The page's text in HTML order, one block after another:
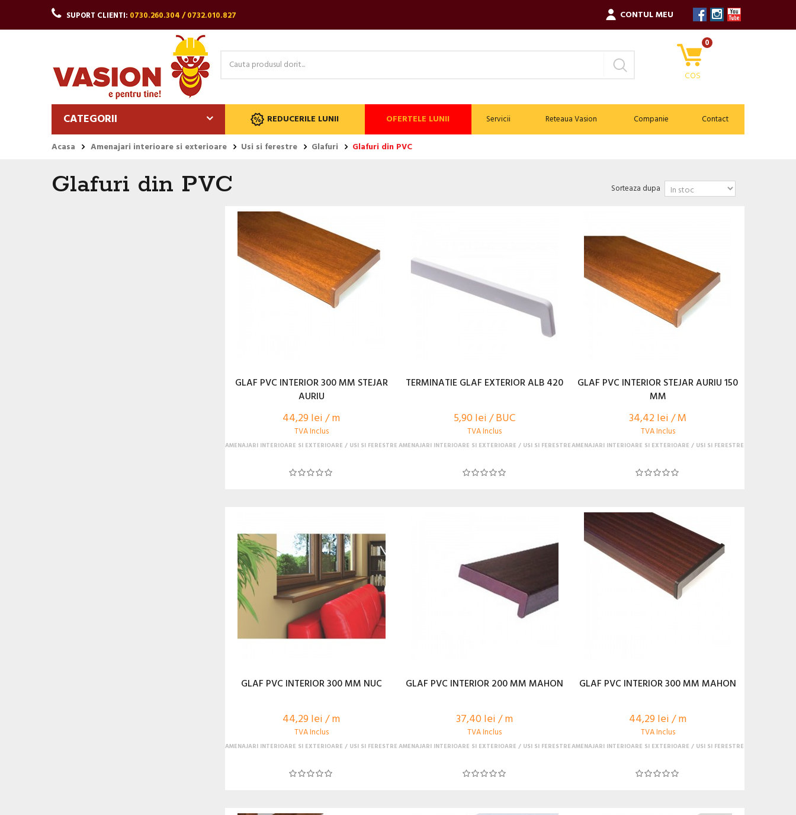
SUPORT CLIENTI: 0730.260.304 / 0732.010.827 CONTUL MEU
0
COS
CATEGORII REDUCERILE LUNII OFERTELE LUNII Servicii Reteaua Vasion Companie Contact
Acasa Amenajari interioare si exterioare Usi si ferestre Glafuri Glafuri din PVC
Glafuri din PVC Sorteaza dupa
GLAF PVC INTERIOR 300 MM STEJAR
AURIU
44,29 lei / m
TVA Inclus
AMENAJARI INTERIOARE SI EXTERIOARE USI SI FERESTRE
TERMINATIE GLAF EXTERIOR ALB 420
5,90 lei / BUC
TVA Inclus
AMENAJARI INTERIOARE SI EXTERIOARE USI SI FERESTRE
GLAF PVC INTERIOR STEJAR AURIU 150
MM
34,42 lei / M
TVA Inclus
AMENAJARI INTERIOARE SI EXTERIOARE USI SI FERESTRE
GLAF PVC INTERIOR 300 MM NUC
44,29 lei / m
TVA Inclus
AMENAJARI INTERIOARE SI EXTERIOARE USI SI FERESTRE
GLAF PVC INTERIOR 200 MM MAHON
37,40 lei / m
TVA Inclus
AMENAJARI INTERIOARE SI EXTERIOARE USI SI FERESTRE
GLAF PVC INTERIOR 300 MM MAHON
44,29 lei / m
TVA Inclus
AMENAJARI INTERIOARE SI EXTERIOARE USI SI FERESTRE